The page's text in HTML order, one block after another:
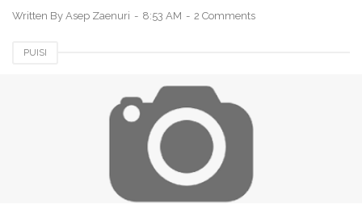
Written By Asep Zaenuri 8:53 AM 2 Comments
PUISI